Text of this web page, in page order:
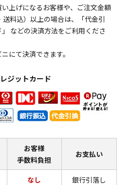
上げになるお客様や、ご注文金額
料込）以上の場合は、「代金引
などの決済方法をご利用くださ
にて決済できます。
ジットカード
お客様
手数料負担
お支払い
なし 銀行引落し